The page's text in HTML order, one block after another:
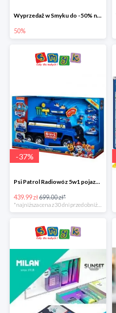
Wyprzedaż w Smyku do -50% na ubrania i buty
50%
-37%
Psi Patrol Radiowóz 5w1 pojazd ratunkowy z figurką Chase'a -37%
439.99 zł699.00 zł*